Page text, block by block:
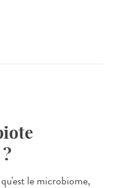
le microbiome,